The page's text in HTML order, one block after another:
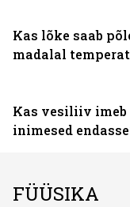
Kas lõke saab
madalal
Kas vesiliiv
inimesed
FÜÜSIKA